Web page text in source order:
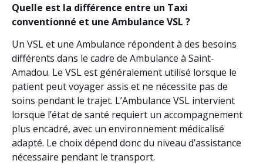
Quelle est la différence entre un Taxi
conventionné et une Ambulance VSL ?
Un VSL et une Ambulance répondent à des besoins
différents dans le cadre de Ambulance à Saint-
Amadou. Le VSL est généralement utilisé lorsque le
patient peut voyager assis et ne nécessite pas de
soins pendant le trajet. L’Ambulance VSL intervient
lorsque l’état de santé requiert un accompagnement
plus encadré, avec un environnement médicalisé
adapté. Le choix dépend donc du niveau d’assistance
nécessaire pendant le transport.